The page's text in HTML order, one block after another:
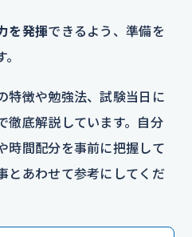
を発揮できるよう、準備を
特徴や勉強法、試験当日に
徹底解説しています。自分
時間配分を事前に把握して
とあわせて参考にしてくだ